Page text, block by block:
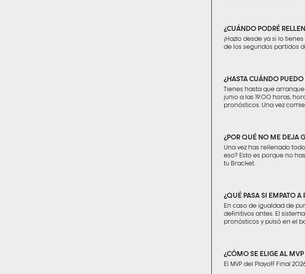
¿CUÁNDO PODRÉ
¡Hazlo desde ya si lo
de los segundos partidos
¿HASTA CUÁNDO PUEDO
Tienes hasta que
junio a las 19:00 horas,
pronósticos. Una vez
¿POR QUÉ NO ME DEJA
Una vez has rellenado
eso? Esto es porque no
tu Bracket.
¿QUÉ PASA SI EMPATO
En caso de igualdad de
definitivos antes. El
pronósticos y pulsó en el
¿CÓMO SE ELIGE AL
El MVP del Playoff Final